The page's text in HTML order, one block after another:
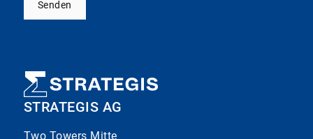
Senden
STRATEGIS AG
Two Towers Mitte